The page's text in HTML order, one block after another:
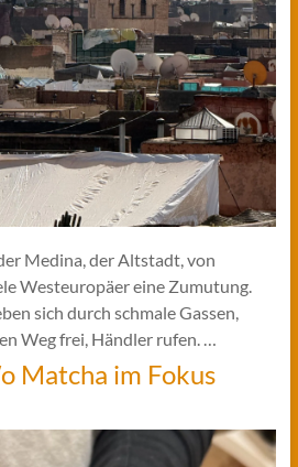
Medina, der Altstadt, von
Westeuropäer eine Zumutung.
sich durch schmale Gassen,
Weg frei, Händler rufen. …
Matcha im Fokus